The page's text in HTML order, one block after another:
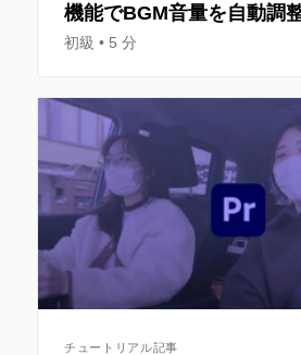
機能でBGM音量を自動調
初級 5 分
チュートリアル記事